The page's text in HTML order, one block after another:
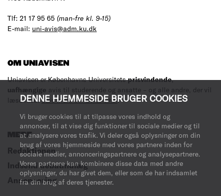
DENNE HJEMMESIDE BRUGER COOKIES
Vi bruger cookies til at tilpasse vores indhold og
annoncer, til at vise dig funktioner til sociale medier og til
at analysere vores trafik. Vi deler også oplysninger om din
brug af vores hjemmeside med vores partnere inden for
sociale medier, annonceringspartnere og analysepartnere.
Vores partnere kan kombinere disse data med andre
oplysninger, du har givet dem, eller som de har indsamlet
fra din brug af deres tjenester.
Tlf: 21 17 95 65 (man-fre kl. 9-15)
E-mail: uni-avis@adm.ku.dk
OM UNIAVISEN
Uniavisen er Københavns Universitetsprisvindende,
uafhængige avis til studerende og ansatte – og alle andre, der vil
læse med.Læs mere om avisen her.
MERE
Redaktionen
Indsend debatindlæg
Annoncering